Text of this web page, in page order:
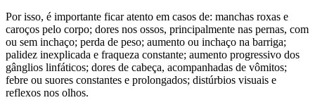
Por isso, é importante ficar atento em casos de: manchas roxas e
caroços pelo corpo; dores nos ossos, principalmente nas pernas, com
ou sem inchaço; perda de peso; aumento ou inchaço na barriga;
palidez inexplicada e fraqueza constante; aumento progressivo dos
gânglios linfáticos; dores de cabeça, acompanhadas de vômitos;
febre ou suores constantes e prolongados; distúrbios visuais e
reflexos nos olhos.